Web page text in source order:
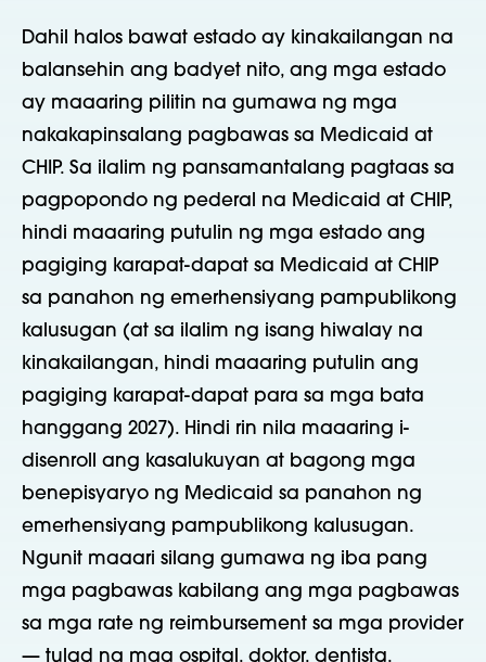
Dahil halos bawat estado ay kinakailangan na
balansehin ang badyet nito, ang mga estado
ay maaaring pilitin na gumawa ng mga
nakakapinsalang pagbawas sa Medicaid at
CHIP. Sa ilalim ng pansamantalang pagtaas sa
pagpopondo ng pederal na Medicaid at CHIP,
hindi maaaring putulin ng mga estado ang
pagiging karapat-dapat sa Medicaid at CHIP
sa panahon ng emerhensiyang pampublikong
kalusugan (at sa ilalim ng isang hiwalay na
kinakailangan, hindi maaaring putulin ang
pagiging karapat-dapat para sa mga bata
hanggang 2027). Hindi rin nila maaaring i-
disenroll ang kasalukuyan at bagong mga
benepisyaryo ng Medicaid sa panahon ng
emerhensiyang pampublikong kalusugan.
Ngunit maaari silang gumawa ng iba pang
mga pagbawas kabilang ang mga pagbawas
sa mga rate ng reimbursement sa mga provider
— tulad ng mga ospital, doktor, dentista,